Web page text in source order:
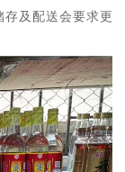
及配送会要求更